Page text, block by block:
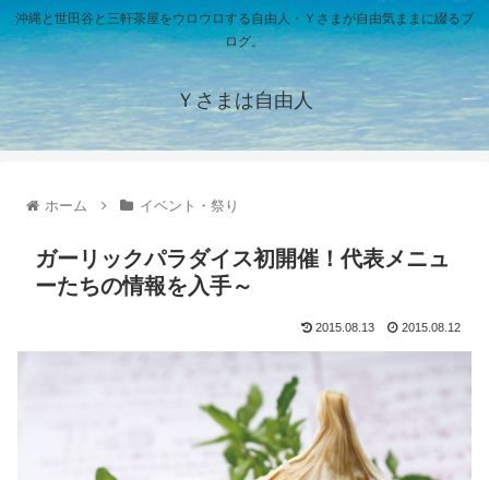
沖縄と世田谷と三軒茶屋をウロウロする自由人・Ｙさまが自由気ままに綴るブ
ログ。
Ｙさまは自由人
ホーム イベント・祭り
ガーリックパラダイス初開催！代表メニュ
ーたちの情報を入手～
2015.08.13 2015.08.12